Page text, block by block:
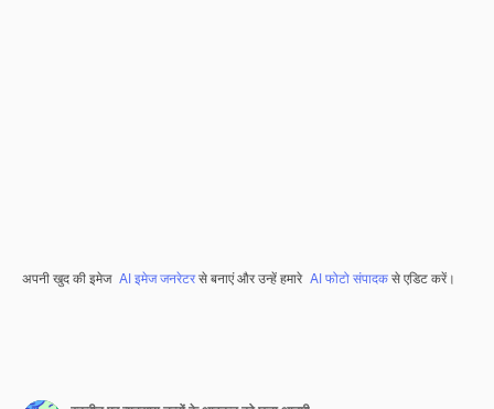
अपनी खुद की इमेज AI इमेज जनरेटरसे बनाएं और उन्हें हमारे AI फोटो संपादकसे एडिट करें।